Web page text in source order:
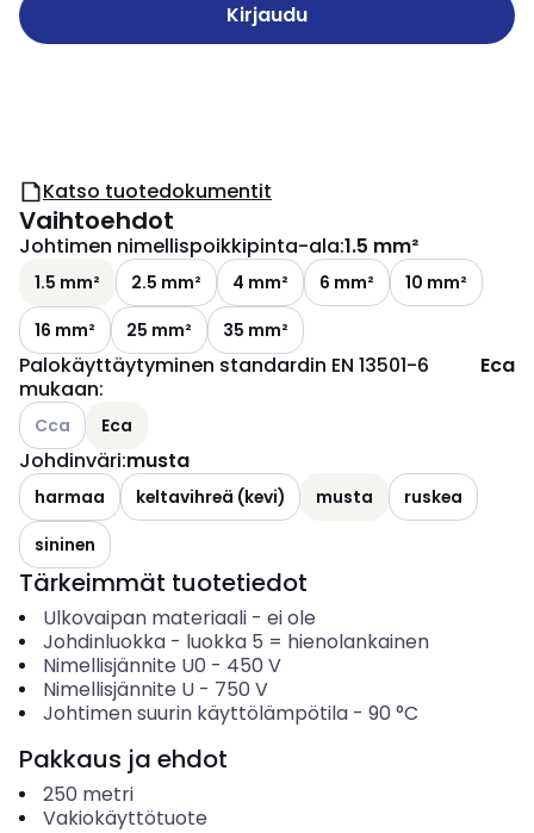
Kirjaudu
Katso tuotedokumentit
Vaihtoehdot
Johtimen nimellispoikkipinta-ala:1.5 mm²
1.5 mm² 2.5 mm² 4 mm² 6 mm²
10 mm²
16 mm²
25 mm² 35 mm²
Palokäyttäytyminen standardin EN 13501-6
mukaan:
Eca
Katso käytettävissä olevat vaihtoehdot
Cca Eca
Johdinväri:musta
harmaa keltavihreä (kevi) musta
ruskea
sininen
Tärkeimmät tuotetiedot
Ulkovaipan materiaali- ei ole
Johdinluokka- luokka 5 = hienolankainen
Nimellisjännite U0 - 450 V
Nimellisjännite U- 750 V
Johtimen suurin käyttölämpötila- 90 °C
Pakkaus ja ehdot
250 metri
Vakiokäyttötuote